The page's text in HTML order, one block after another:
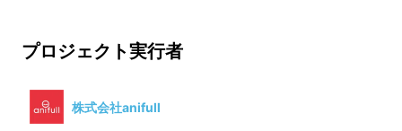
プロジェクト実行者
株式会社anifull